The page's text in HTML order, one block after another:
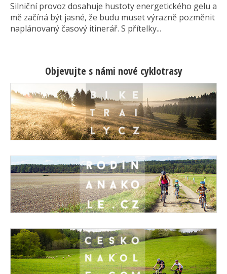
Silniční provoz dosahuje hustoty energetického gelu a
mě začíná být jasné, že budu muset výrazně pozměnit
naplánovaný časový itinerář. S přítelky...
Objevujte s námi nové cyklotrasy